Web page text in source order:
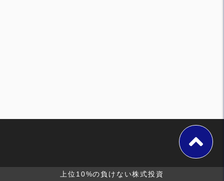
上位10%の負けない株式投資